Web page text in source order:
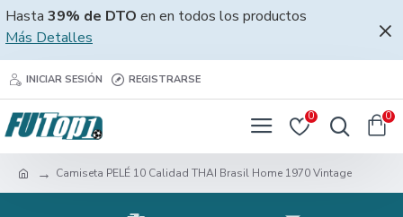
Hasta 39% de DTO en en todos los productos
Más Detalles
INICIAR SESIÓN REGISTRARSE
0 0
Camiseta PELÉ 10 Calidad THAI Brasil Home 1970 Vintage